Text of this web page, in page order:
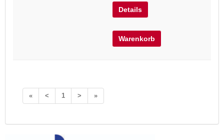
Details
Warenkorb
« < 1 > »